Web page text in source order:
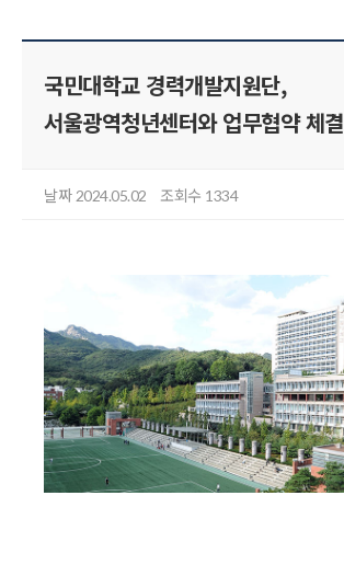
국민대학교 경력개발지원단,
서울광역청년센터와 업무협약 체결
날짜 2024.05.02 조회수 1334